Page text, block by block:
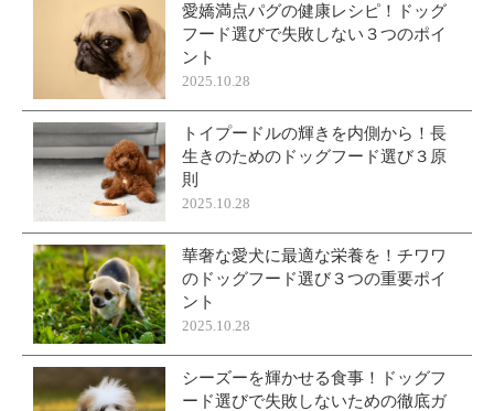
愛嬌満点パグの健康レシピ！ドッグ
フード選びで失敗しない３つのポイ
ント
2025.10.28
トイプードルの輝きを内側から！長
生きのためのドッグフード選び３原
則
2025.10.28
華奢な愛犬に最適な栄養を！チワワ
のドッグフード選び３つの重要ポイ
ント
2025.10.28
シーズーを輝かせる食事！ドッグフ
ード選びで失敗しないための徹底ガ